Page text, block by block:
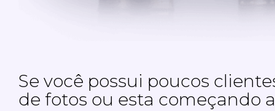
Se você possui poucos
de fotos ou esta começando